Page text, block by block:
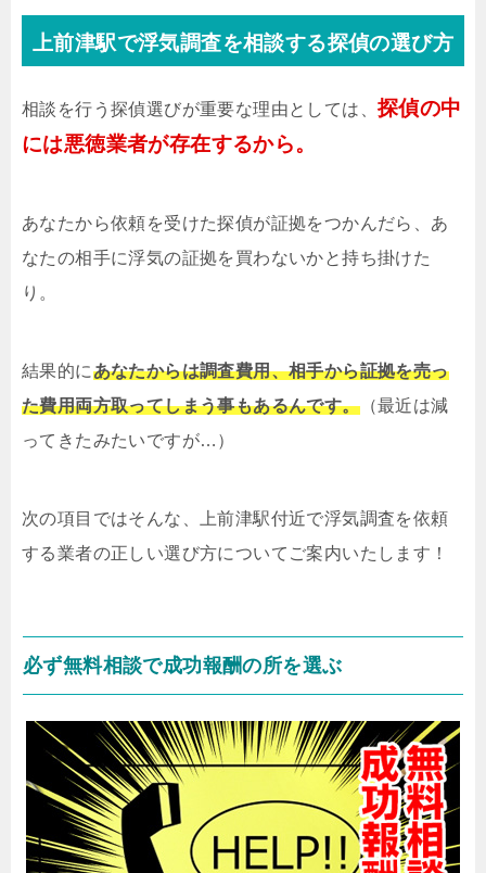
上前津駅で浮気調査を相談する探偵の選び方
相談を行う探偵選びが重要な理由としては、 探偵の中
には悪徳業者が存在するから。
あなたから依頼を受けた探偵が証拠をつかんだら、あ
なたの相手に浮気の証拠を買わないかと持ち掛けた
り。
結果的にあなたからは調査費用、相手から証拠を売っ
た費用両方取ってしまう事もあるんです。（最近は減
ってきたみたいですが…）
次の項目ではそんな、上前津駅付近で浮気調査を依頼
する業者の正しい選び方についてご案内いたします！
必ず無料相談で成功報酬の所を選ぶ